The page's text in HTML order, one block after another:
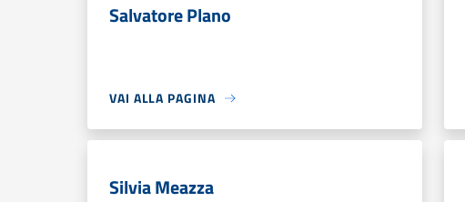
Salvatore Plano
VAI ALLA PAGINA
Silvia Meazza